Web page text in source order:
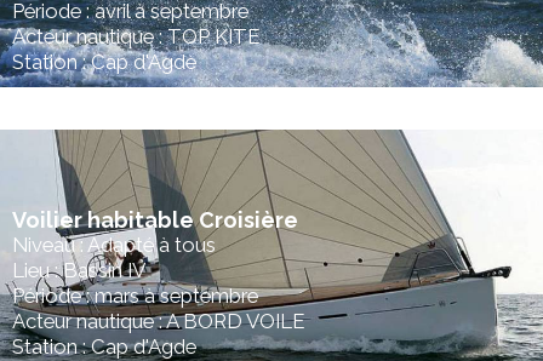
Période : avril à septembre
Acteur nautique : TOP KITE
Station : Cap d'Agde
Voilier habitable Croisière
Niveau : Adapté à tous
Lieu : Bassin IV
Période : mars à septembre
Acteur nautique : A BORD VOILE
Station : Cap d'Agde